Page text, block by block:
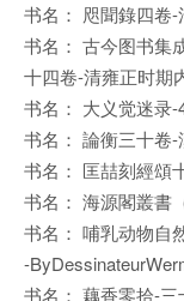
书名： 咫聞錄四卷
书名： 古今图书集
十四卷-清雍正时期
书名： 大义觉迷录
书名： 論衡三十卷
书名： 匡喆刻經頌
书名： 海源閣叢書
书名： 哺乳动物自
-
书名： 藕香零拾-